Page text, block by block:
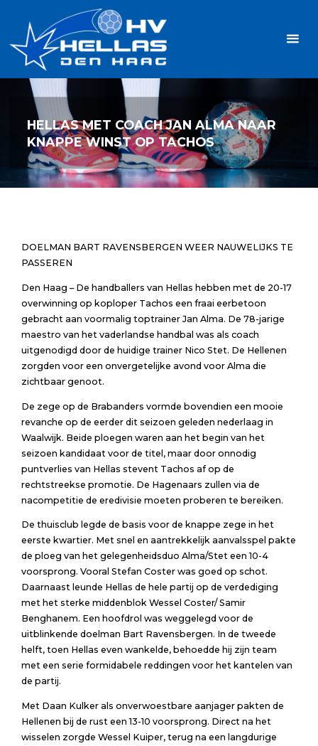
inhoud
HELLAS MET COACH JAN ALMA NAAR
KNAPPE WINST OP TACHOS
DOELMAN BART RAVENSBERGEN WEER NAUWELIJKS TE
PASSEREN
Den Haag – De handballers van Hellas hebben met de 20-17
overwinning op koploper Tachos een fraai eerbetoon
gebracht aan voormalig toptrainer Jan Alma. De 78-jarige
maestro van het vaderlandse handbal was als coach
uitgenodigd door de huidige trainer Nico Stet. De Hellenen
zorgden voor een onvergetelijke avond voor Alma die
zichtbaar genoot.
De zege op de Brabanders vormde bovendien een mooie
revanche op de eerder dit seizoen geleden nederlaag in
Waalwijk. Beide ploegen waren aan het begin van het
seizoen kandidaat voor de titel, maar door onnodig
puntverlies van Hellas stevent Tachos af op de
rechtstreekse promotie. De Hagenaars zullen via de
nacompetitie de eredivisie moeten proberen te bereiken.
De thuisclub legde de basis voor de knappe zege in het
eerste kwartier. Met snel en aantrekkelijk aanvalsspel pakte
de ploeg van het gelegenheidsduo Alma/Stet een 10-4
voorsprong. Vooral Stefan Coster was goed op schot.
Daarnaast leunde Hellas de hele partij op de verdediging
met het sterke middenblok Wessel Coster/ Samir
Benghanem. Een hoofdrol was weggelegd voor de
uitblinkende doelman Bart Ravensbergen. In de tweede
helft, toen Hellas even wankelde, behoedde hij zijn team
met een serie formidabele reddingen voor het kantelen van
de partij.
Met Daan Kulker als onverwoestbare aanjager pakten de
Hellenen bij de rust een 13-10 voorsprong. Direct na het
wisselen zorgde Wessel Kuiper, terug na een langdurige